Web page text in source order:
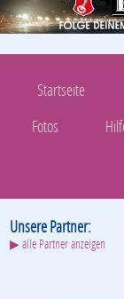
▶ alle Partner anzeigen